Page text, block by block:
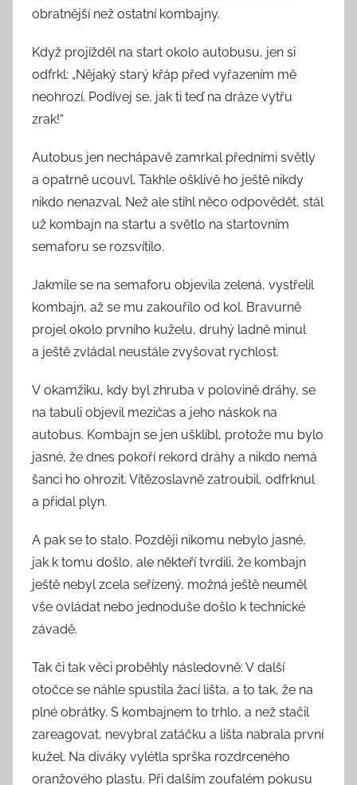
obratnější než ostatní kombajny.
Když projížděl na start okolo autobusu, jen si
odfrkl: „Nějaký starý křáp před vyřazením mě
neohrozí. Podívej se, jak ti teď na dráze vytřu
zrak!“
Autobus jen nechápavě zamrkal předními světly
a opatrně ucouvl. Takhle ošklivě ho ještě nikdy
nikdo nenazval. Než ale stihl něco odpovědět, stál
už kombajn na startu a světlo na startovním
semaforu se rozsvítilo.
Jakmile se na semaforu objevila zelená, vystřelil
kombajn, až se mu zakouřilo od kol. Bravurně
projel okolo prvního kuželu, druhý ladně minul
a ještě zvládal neustále zvyšovat rychlost.
V okamžiku, kdy byl zhruba v polovině dráhy, se
na tabuli objevil mezičas a jeho náskok na
autobus. Kombajn se jen ušklíbl, protože mu bylo
jasné, že dnes pokoří rekord dráhy a nikdo nemá
šanci ho ohrozit. Vítězoslavně zatroubil, odfrknul
a přidal plyn.
A pak se to stalo. Později nikomu nebylo jasné,
jak k tomu došlo, ale někteří tvrdili, že kombajn
ještě nebyl zcela seřízený, možná ještě neuměl
vše ovládat nebo jednoduše došlo k technické
závadě.
Tak či tak věci proběhly následovně: V další
otočce se náhle spustila žací lišta, a to tak, že na
plné obrátky. S kombajnem to trhlo, a než stačil
zareagovat, nevybral zatáčku a lišta nabrala první
kužel. Na diváky vylétla sprška rozdrceného
oranžového plastu. Při dalším zoufalém pokusu